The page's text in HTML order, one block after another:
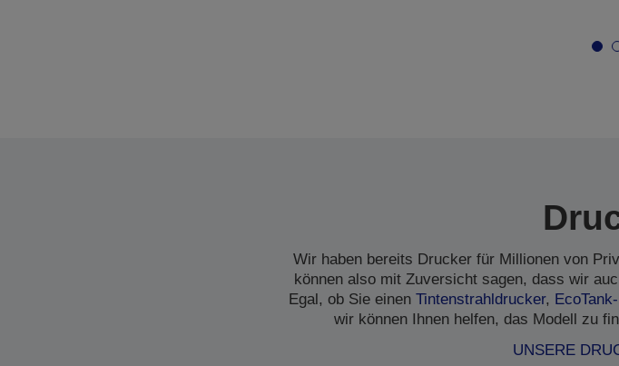
Wir haben bereits Drucker für Millionen von
können also mit Zuversicht sagen, dass wir
Egal, ob Sie einenTintenstrahldrucker,
wir können Ihnen helfen, das Modell zu
UNSERE